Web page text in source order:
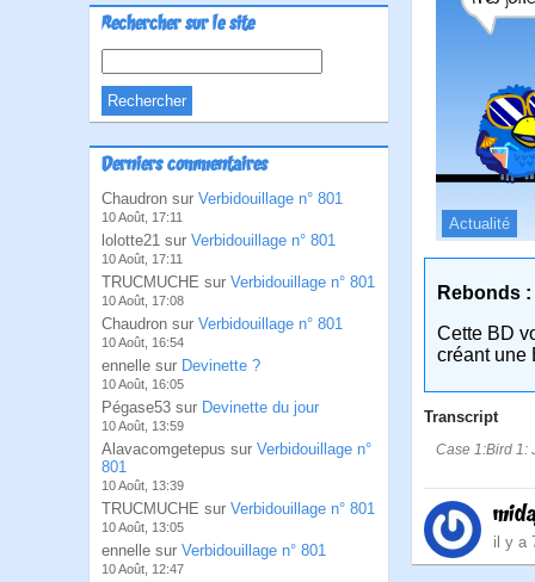
Rechercher sur le site
Derniers commentaires
Chaudron sur Verbidouillage n° 801
10 Août, 17:11
lolotte21 sur Verbidouillage n° 801
10 Août, 17:11
TRUCMUCHE sur Verbidouillage n° 801
10 Août, 17:08
Chaudron sur Verbidouillage n° 801
10 Août, 16:54
ennelle sur Devinette ?
10 Août, 16:05
Pégase53 sur Devinette du jour
10 Août, 13:59
Alavacomgetepus sur Verbidouillage n°
801
10 Août, 13:39
TRUCMUCHE sur Verbidouillage n° 801
10 Août, 13:05
ennelle sur Verbidouillage n° 801
10 Août, 12:47
Actualité
Rebonds :
Cette BD
créant une
Transcript
Case 1:Bird 1:
il y a